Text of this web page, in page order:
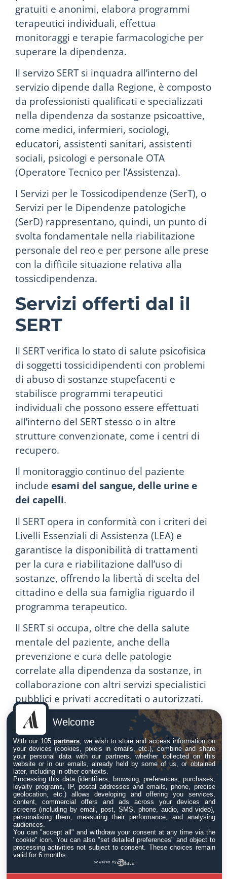
gratuiti e anonimi, elabora programmi
terapeutici individuali, effettua
monitoraggi e terapie farmacologiche per
superare la dipendenza.
Il servizo SERT si inquadra all’interno del
servizio dipende dalla Regione, è composto
da professionisti qualificati e specializzati
nella dipendenza da sostanze psicoattive,
come medici, infermieri, sociologi,
educatori, assistenti sanitari, assistenti
sociali, psicologi e personale OTA
(Operatore Tecnico per l’Assistenza).
I Servizi per le Tossicodipendenze (SerT), o
Servizi per le Dipendenze patologiche
(SerD) rappresentano, quindi, un punto di
svolta fondamentale nella riabilitazione
personale del reo e per persone alle prese
con la difficile situazione relativa alla
tossicdipendenza.
Servizi offerti dal il
SERT
Il SERT verifica lo stato di salute psicofisica
di soggetti tossicidipendenti con problemi
di abuso di sostanze stupefacenti e
stabilisce programmi terapeutici
individuali che possono essere effettuati
all’interno del SERT stesso o in altre
strutture convenzionate, come i centri di
recupero.
Il monitoraggio continuo del paziente
include esami del sangue, delle urine e
dei capelli.
Il SERT opera in conformità con i criteri dei
Livelli Essenziali di Assistenza (LEA) e
garantisce la disponibilità di trattamenti
per la cura e riabilitazione dall’uso di
sostanze, offrendo la libertà di scelta del
cittadino e della sua famiglia riguardo il
programma terapeutico.
Il SERT si occupa, oltre che della salute
mentale del paziente, anche della
prevenzione e cura delle patologie
correlate alla dipendenza da sostanze, in
collaborazione con altri servizi specialistici
pubblici e privati accreditati o autorizzati.
Il Sert, costituito secondo la Legge 26 giugno
1990, n. 162
e i decreti del Ministero della
Salutefunziona nel modo seguente ed ha
le seguenti funzioni:
accoglienza, diagnosi e presa in carico
del paziente
predispozione di un programma
terapeutico personalizzato
effettuare terapie farmacologiche
specifiche (sostitutive, sintomatiche,
antagonistiche) con monitoraggio
Welcome
With our 105 partners, we wish to store and access information on
your devices (cookies, pixels in emails, etc.), combine and share
your personal data with our partners, whether collected on this
website or in our emails, already held by some of us, or obtained
later, including in other contexts.
Processing this data (identifiers, browsing, preferences, purchases,
loyalty programs, IP, postal addresses and emails, phone, precise
geolocation, etc.) allows developing and offering you services,
content, commercial offers and ads across your devices and
screens (including by email, post, SMS, phone, audio, and video),
personalising them, measuring their performance, and analysing
audiences.
You can "accept all" and withdraw your consent at any time via the
"cookie" icon . You can also "set detailed preferences" and object to
processing activities not subject to consent. These choices remain
valid for 6 months.
powered by